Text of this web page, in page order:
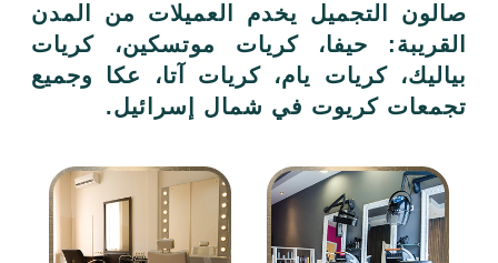
صالون التجميل يخدم العميلات من المدن
القريبة: حيفا، كريات موتسكين، كريات
بياليك، كريات يام، كريات آتا، عكا وجميع
تجمعات كريوت في شمال إسرائيل.